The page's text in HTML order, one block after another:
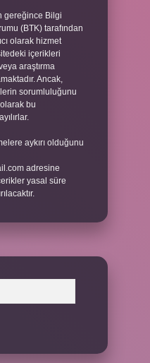
gereğince Bilgi
(BTK) tarafından
olarak hizmet
içerikleri
araştırma
Ancak,
sorumluluğunu
bu
aykırı olduğunu
adresine
yasal süre